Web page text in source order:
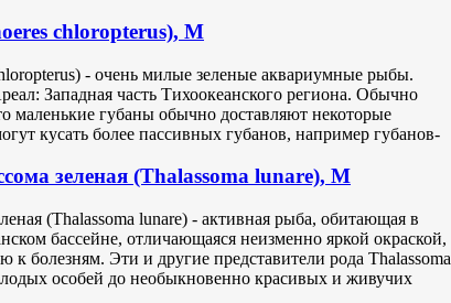
chloropterus), M
- очень милые зеленые аквариумные рыбы.
Западная часть Тихоокеанского региона. Обычно
маленькие губаны обычно доставляют некоторые
кусать более пассивных губанов, например губанов-
зеленая (Thalassoma lunare), M
(Thalassoma lunare) - активная рыба, обитающая в
бассейне, отличающаяся неизменно яркой окраской,
к болезням. Эти и другие представители рода Thalassoma
особей до необыкновенно красивых и живучих